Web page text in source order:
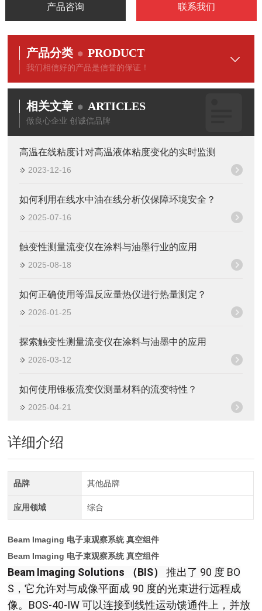
产品咨询 联系我们
产品分类 PRODUCT
我们相信好的产品是信誉的保证！
相关文章 ARTICLES
做良心企业 创诚信品牌
高温在线粘度计对高温液体粘度变化的实时监测
2023-12-16
如何利用在线水中油在线分析仪保障环境安全？
2025-07-16
触变性测量流变仪在涂料与油墨行业的应用
2025-08-18
如何正确使用等温反应量热仪进行热量测定？
2026-01-25
探索触变性测量流变仪在涂料与油墨中的应用
2026-03-12
如何使用锥板流变仪测量材料的流变特性？
2025-04-21
详细介绍
品牌 其他品牌
应用领域 综合
Beam Imaging 电子束观察系统 真空组件
Beam Imaging 电子束观察系统 真空组件
Beam Imaging Solutions （BIS）
推出了 90 度 BO
S，它允许对与成像平面成 90 度的光束进行远程成
像。BOS-40-IW 可以连接到线性运动馈通件上，并放